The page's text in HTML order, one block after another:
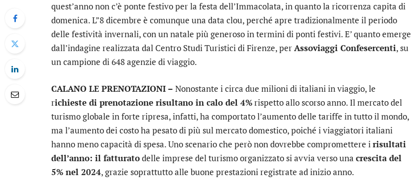
quest’anno non c’è ponte festivo per la festa dell’Immacolata, in quanto la ricorrenza capita di
domenica. L”8 dicembre è comunque una data clou, perché apre tradizionalmente il periodo
delle festività invernali, con un natale più generoso in termini di ponti festivi. E’ quanto emerge
dall’indagine realizzata dal Centro Studi Turistici di Firenze, perAssoviaggi Confesercenti, su
un campione di 648 agenzie di viaggio.
CALANO LE PRENOTAZIONI – Nonostante i circa due milioni di italiani in viaggio, le
richieste di prenotazione risultano in calo del 4%rispetto allo scorso anno. Il mercato del
turismo globale in forte ripresa, infatti, ha comportato l’aumento delle tariffe in tutto il mondo,
ma l’aumento dei costo ha pesato di più sul mercato domestico, poiché i viaggiatori italiani
hanno meno capacità di spesa. Uno scenario che però non dovrebbe compromettere irisultati
dell’anno: il fatturatodelle imprese del turismo organizzato si avvia verso una crescita del
5% nel 2024, grazie soprattutto alle buone prestazioni registrate ad inizio anno.